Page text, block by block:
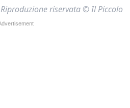
Riproduzione riservata © Il Piccolo